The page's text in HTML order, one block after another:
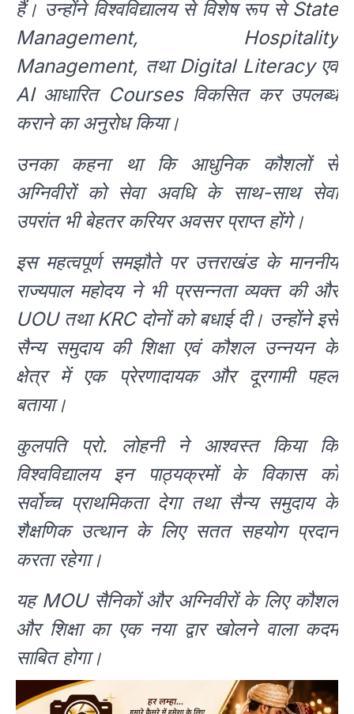
हैं। उन्होंने विश्वविद्यालय से विशेष रूप से State
Management, Hospitality
Management, तथा Digital Literacy एवं
AI आधारित Courses विकसित कर उपलब्ध
कराने का अनुरोध किया।
उनका कहना था कि आधुनिक कौशलों से
अग्निवीरों को सेवा अवधि के साथ-साथ सेवा
उपरांत भी बेहतर करियर अवसर प्राप्त होंगे।
इस महत्वपूर्ण समझौते पर उत्तराखंड के माननीय
राज्यपाल महोदय ने भी प्रसन्नता व्यक्त की और
UOU तथा KRC दोनों को बधाई दी। उन्होंने इसे
सैन्य समुदाय की शिक्षा एवं कौशल उन्नयन के
क्षेत्र में एक प्रेरणादायक और दूरगामी पहल
बताया।
कुलपति प्रो. लोहनी ने आश्वस्त किया कि
विश्वविद्यालय इन पाठ्यक्रमों के विकास को
सर्वोच्च प्राथमिकता देगा तथा सैन्य समुदाय के
शैक्षणिक उत्थान के लिए सतत सहयोग प्रदान
करता रहेगा।
यह MOU सैनिकों और अग्निवीरों के लिए कौशल
और शिक्षा का एक नया द्वार खोलने वाला कदम
साबित होगा।